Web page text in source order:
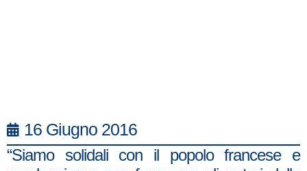
16 Giugno 2016
“Siamo solidali con il popolo francese e